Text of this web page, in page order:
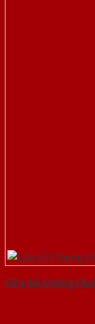
Cửa Gỗ Chống